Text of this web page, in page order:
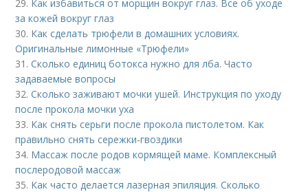
29. Как избавиться от морщин вокруг глаз. Все об уходе
за кожей вокруг глаз
30. Как сделать трюфели в домашних условиях.
Оригинальные лимонные «Трюфели»
31.Сколько единиц ботокса нужно для лба. Часто
задаваемые вопросы
32.Сколько заживают мочки ушей. Инструкция по уходу
после прокола мочки уха
33. Как снять серьги после прокола пистолетом. Как
правильно снять сережки-гвоздики
34. Массаж после родов кормящей маме. Комплексный
послеродовой массаж
35. Как часто делается лазерная эпиляция. Сколько